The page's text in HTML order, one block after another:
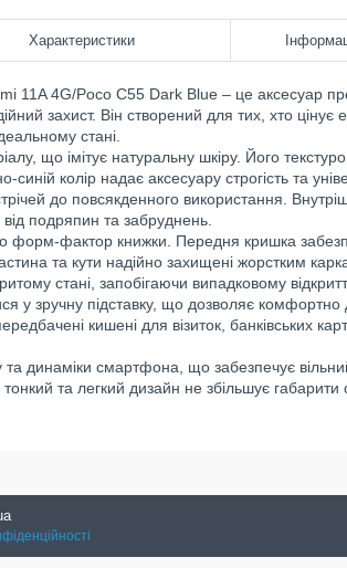
Характеристики
11A 4G/Poco C55 Dark Blue – це аксесуар
захист. Він створений для тих, хто цінує
стані.
що імітує натуральну шкіру. Його
колір надає аксесуару строгість та
до повсякденного використання.
подряпин та забруднень.
форм-фактор книжки. Передня кришка
та кути надійно захищені жорстким
стані, запобігаючи випадковому
зручну підставку, що дозволяє комфортно
кишені для візиток, банківських
динаміки смартфона, що забезпечує
та легкий дизайн не збільшує